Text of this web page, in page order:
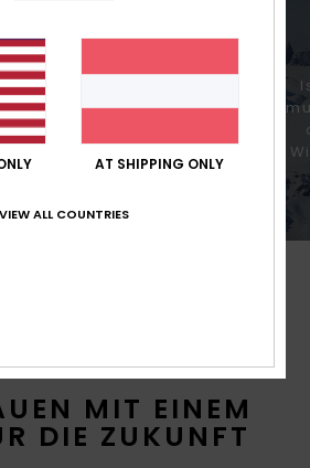
MIT EINEM
DIE ZUKUNFT
für starke
AT SHIPPING ONLY
VIEW ALL COUNTRIES